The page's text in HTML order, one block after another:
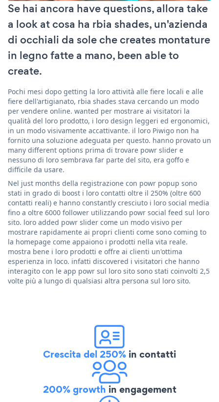
Se hai ancora have questions, allora take
a look at cosa ha rbia shades, un'azienda
di occhiali da sole che creates montature
in legno fatte a mano, been able to
create.
Pochi mesi dopo getting la loro attività alle fiere locali e alle
fiere dell'artigianato, rbia shades stava cercando un modo
per vendere online. wanted per mostrare ai visitatori la
qualità del loro prodotto, i loro design leggeri ed ergonomici,
in un modo visivamente accattivante. il loro Piwigo non ha
fornito una soluzione adeguata per questo. hanno provato un
many different options prima di trovare powr slider e
nessuno di loro sembrava far parte del sito, era goffo e
difficile da usare.
Nel just months della registrazione con powr popup sono
stati in grado di boost i loro contatti oltre il 250% (oltre 600
contatti reali) e hanno constantly cresciuto i loro social media
fino a oltre 6000 follower utilizzando powr social feed sul loro
sito. loro added powr slider come un modo visivo per
mostrare rapidamente ai propri clienti come sono coming to
la homepage come appaiono i prodotti nella vita reale.
mostra bene i loro prodotti e offre ai clienti un'ottima
esperienza in loco. infatti discovered i visitatori che hanno
interagito con le app powr sul loro sito sono stati coinvolti 2,5
volte più a lungo di qualsiasi altra persona sul loro sito.
Crescita del 250% in contatti
200% growth in engagement